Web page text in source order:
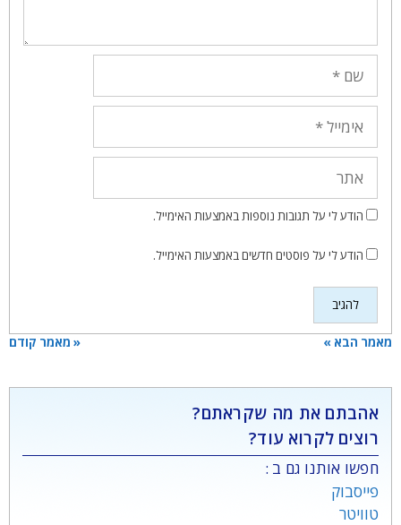
הודע לי על תגובות נוספות באמצעות האימייל.
הודע לי על פוסטים חדשים באמצעות האימייל.
« מאמר קודם מאמר הבא »
אהבתם את מה שקראתם?
רוצים לקרוא עוד?
חפשו אותנו גם ב :
פייסבוק
טוויטר